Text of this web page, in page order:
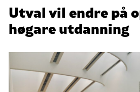
Utval vil endre på
høgare utdanning